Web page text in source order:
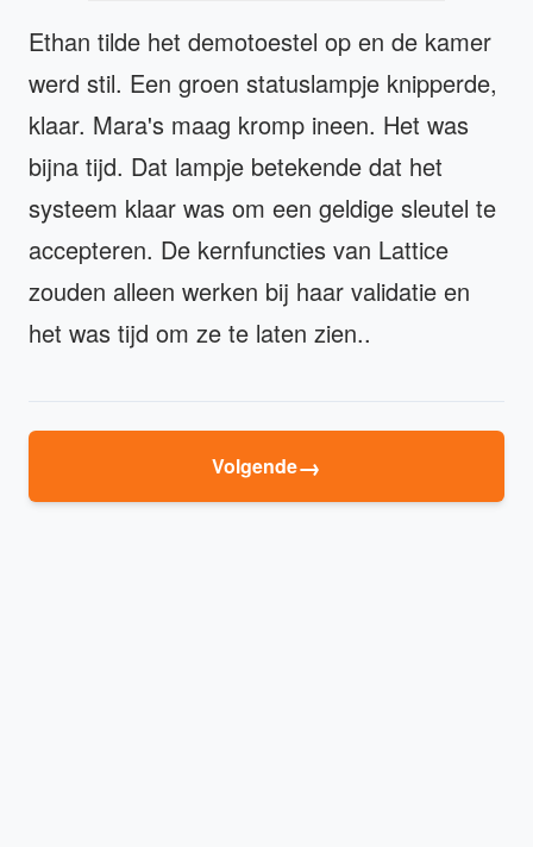
Ethan tilde het demotoestel op en de kamer
werd stil. Een groen statuslampje knipperde,
klaar. Mara's maag kromp ineen. Het was
bijna tijd. Dat lampje betekende dat het
systeem klaar was om een geldige sleutel te
accepteren. De kernfuncties van Lattice
zouden alleen werken bij haar validatie en
het was tijd om ze te laten zien..
Volgende→